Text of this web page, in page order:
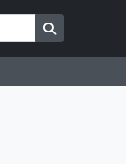
Busque na